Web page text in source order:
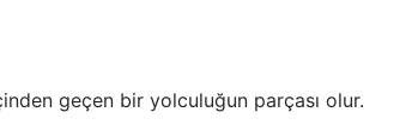
geçen bir yolculuğun parçası olur.